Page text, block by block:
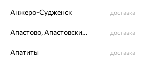
64% 64%
Анжеро-Судженск доставка
Апастово, Апастовский район доставка
Апатиты доставка